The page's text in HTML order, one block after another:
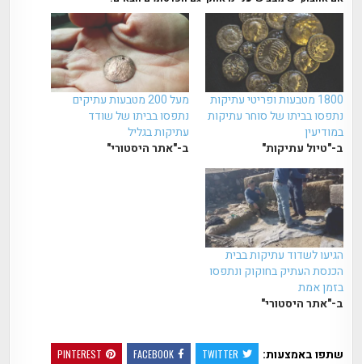
1800 מטבעות ופריטי עתיקות
נתפסו בביתו של סוחר עתיקות
במודיעין
ב-"טיול עתיקות"
מעל 200 מטבעות עתיקים
נתפסו בביתו של שודד
עתיקות בגליל
ב-"אתר היסטורי"
הגיעו לשדוד עתיקות בבית
הכנסת העתיק בחוקוק ונתפסו
בזמן אמת
ב-"אתר היסטורי"
שתפו באמצעות: TWITTER
FACEBOOK
PINTEREST